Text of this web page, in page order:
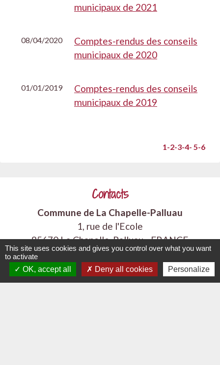
municipaux de 2021
08/04/2020
Comptes-rendus des conseils
municipaux de 2020
01/01/2019
Comptes-rendus des conseils
municipaux de 2019
1-2-3-4- 5-6
Contacts
Commune de La Chapelle-Palluau
1, rue de l'Ecole
85670 La Chapelle-Palluau - FRANCE
+33 2 51 98 51 08
Contact par formulaire
This site uses cookies and gives you control over what you want
to activate
OK, accept all
Deny all cookies Personalize